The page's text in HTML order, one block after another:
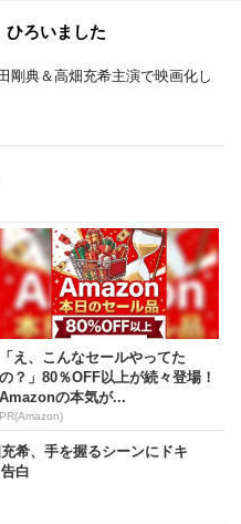
ひろいました
剛典＆高畑充希主演で映画化し
「え、こんなセールやってた
の？」80％OFF以上が続々登場！
Amazonの本気が...
PR(Amazon)
希、手を握るシーンにドキ
白